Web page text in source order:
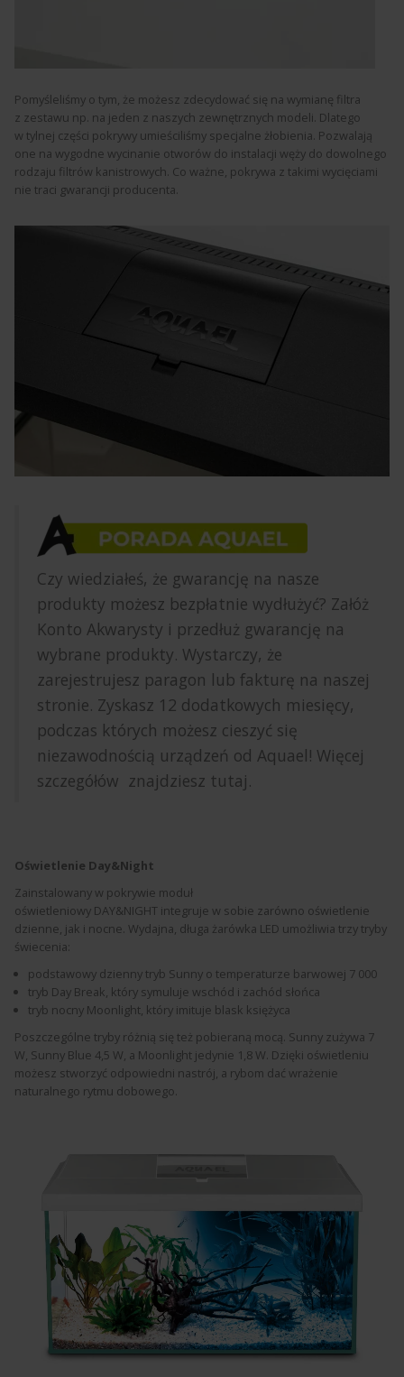
Pomyśleliśmy o tym, że możesz zdecydować się na wymianę filtra
z zestawu np. na jeden z naszych zewnętrznych modeli. Dlatego
w tylnej części pokrywy umieściliśmy specjalne żłobienia. Pozwalają
one na wygodne wycinanie otworów do instalacji węży do dowolnego
rodzaju filtrów kanistrowych. Co ważne, pokrywa z takimi wycięciami
nie traci gwarancji producenta.
Czy wiedziałeś, że gwarancję na nasze
produkty możesz bezpłatnie wydłużyć? Załóż
Konto Akwarysty i przedłuż gwarancję na
wybrane produkty. Wystarczy, że
zarejestrujesz paragon lub fakturę na naszej
stronie. Zyskasz 12 dodatkowych miesięcy,
podczas których możesz cieszyć się
niezawodnością urządzeń od Aquael! Więcej
szczegółów znajdziesz tutaj.
Oświetlenie Day&Night
Zainstalowany w pokrywie moduł
oświetleniowy DAY&NIGHT integruje w sobie zarówno oświetlenie
dzienne, jak i nocne. Wydajna, długa żarówka LED umożliwia trzy tryby
świecenia:
podstawowy dzienny tryb Sunny o temperaturze barwowej 7 000
tryb Day Break, który symuluje wschód i zachód słońca
tryb nocny Moonlight, który imituje blask księżyca
Poszczególne tryby różnią się też pobieraną mocą. Sunny zużywa 7
W, Sunny Blue 4,5 W, a Moonlight jedynie 1,8 W. Dzięki oświetleniu
możesz stworzyć odpowiedni nastrój, a rybom dać wrażenie
naturalnego rytmu dobowego.